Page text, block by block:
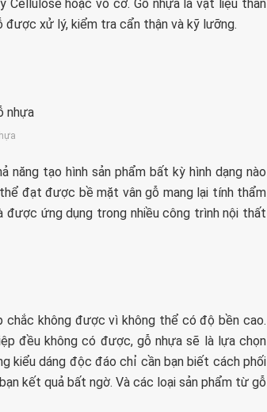
hoặc vô cơ. Gỗ nhựa là vật liệu thân
xử lý, kiểm tra cẩn thận và kỹ lưỡng.
tạo hình sản phẩm bất kỳ hình dạng nào
đạt được bề mặt vân gỗ mang lại tính thẩm
được ứng dụng trong nhiều công trình nội thất
chắc không được vì không thể có độ bền cao.
đều không có được, gỗ nhựa sẽ là lựa chọn
kiểu dáng độc đáo chỉ cần bạn biết cách phối
kết quả bất ngờ. Và các loại sản phẩm từ gỗ